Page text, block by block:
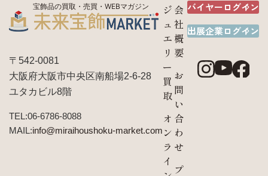
宝飾品の買取・売買・WEBマガジン
〒542-0081
大阪府大阪市中央区南船場2-6-28
ユタカビル8階
TEL:06-6786-8088
MAIL:info@miraihoushoku-market.com
ジ
ュ
エ
リ
ー
買
取
オ
ン
ラ
イ
会
社
概
要
お
問
い
合
わ
せ
プ
バイヤーログイン
出展企業ログイン